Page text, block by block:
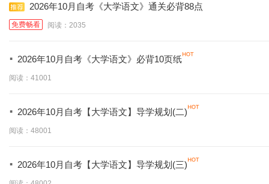
2026年10月自考《大学语文》通关必背88点
免费畅看 阅读：2035
· 2026年10月自考《大学语文》必背10页纸
阅读：41001
· 2026年10月自考【大学语文】导学规划(二)
阅读：48001
· 2026年10月自考【大学语文】导学规划(三)